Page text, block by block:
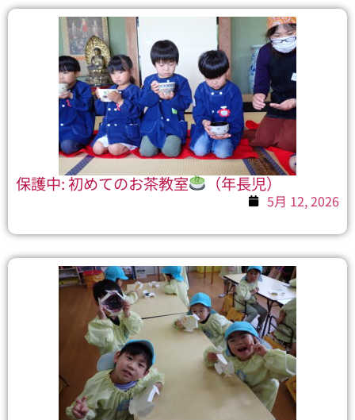
保護中: 初めてのお茶教室 （年長児）
5月 12, 2026